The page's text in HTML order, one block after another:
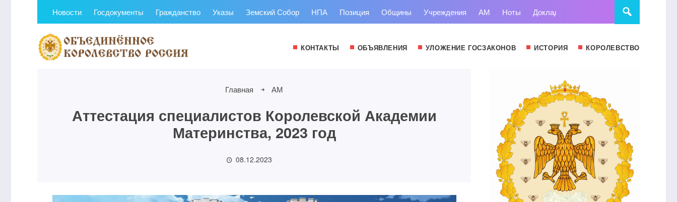
Новости Госдокументы Гражданство Указы Земский Собор НПА Позиция Общины Учреждения АМ Ноты Доклады Суд
КОНТАКТЫ ОБЪЯВЛЕНИЯ УЛОЖЕНИЕ ГОСЗАКОНОВ ИСТОРИЯ КОРОЛЕВСТВО
Главная АМ
Аттестация специалистов Королевской Академии
Материнства, 2023 год
08.12.2023